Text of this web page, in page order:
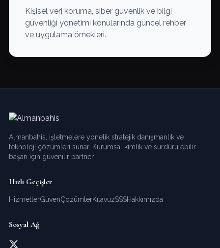
Kişisel veri koruma, siber güvenlik ve bilgi
güvenliği yönetimi konularında güncel rehber
ve uygulama örnekleri.
Almanbahis, işletmelere yönelik stratejik danışmanlık ve
teknoloji çözümleri sunar. Kurumsal kimlik ve sürdürülebilir
başarı için güvenilir partner.
Hızlı Geçişler
HizmetlerGüvenÇözümlerKılavuzSSSHakkımızda
Sosyal Ağ